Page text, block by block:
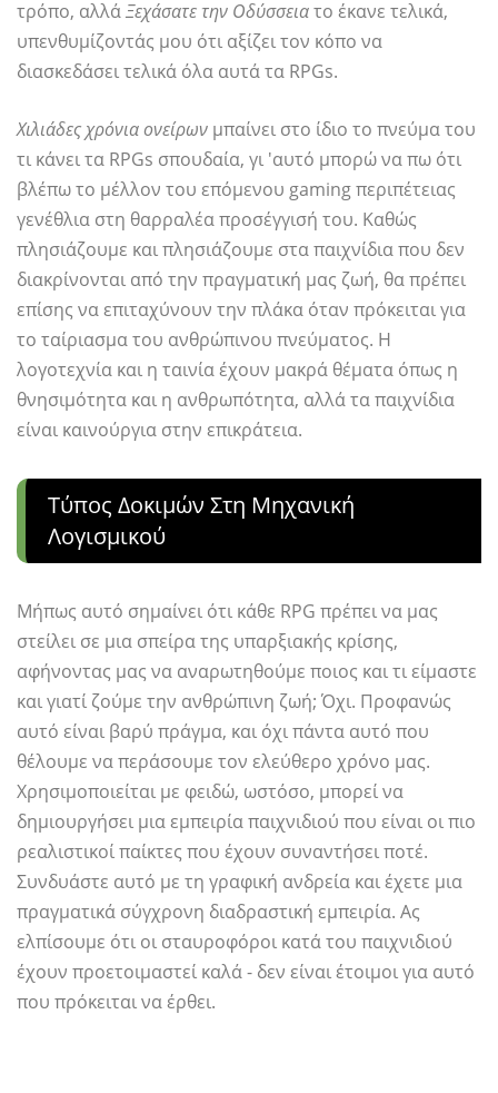
τρόπο, αλλάΞεχάσατε την Οδύσσειατο έκανε τελικά,
υπενθυμίζοντάς μου ότι αξίζει τον κόπο να
διασκεδάσει τελικά όλα αυτά τα RPGs.
Χιλιάδες χρόνια ονείρων μπαίνει στο ίδιο το πνεύμα του
τι κάνει τα RPGs σπουδαία, γι 'αυτό μπορώ να πω ότι
βλέπω το μέλλον του επόμενου gaming περιπέτειας
γενέθλια στη θαρραλέα προσέγγισή του. Καθώς
πλησιάζουμε και πλησιάζουμε στα παιχνίδια που δεν
διακρίνονται από την πραγματική μας ζωή, θα πρέπει
επίσης να επιταχύνουν την πλάκα όταν πρόκειται για
το ταίριασμα του ανθρώπινου πνεύματος. Η
λογοτεχνία και η ταινία έχουν μακρά θέματα όπως η
θνησιμότητα και η ανθρωπότητα, αλλά τα παιχνίδια
είναι καινούργια στην επικράτεια.
Τύπος Δοκιμών Στη Μηχανική
Λογισμικού
Μήπως αυτό σημαίνει ότι κάθε RPG πρέπει να μας
στείλει σε μια σπείρα της υπαρξιακής κρίσης,
αφήνοντας μας να αναρωτηθούμε ποιος και τι είμαστε
και γιατί ζούμε την ανθρώπινη ζωή; Όχι. Προφανώς
αυτό είναι βαρύ πράγμα, και όχι πάντα αυτό που
θέλουμε να περάσουμε τον ελεύθερο χρόνο μας.
Χρησιμοποιείται με φειδώ, ωστόσο, μπορεί να
δημιουργήσει μια εμπειρία παιχνιδιού που είναι οι πιο
ρεαλιστικοί παίκτες που έχουν συναντήσει ποτέ.
Συνδυάστε αυτό με τη γραφική ανδρεία και έχετε μια
πραγματικά σύγχρονη διαδραστική εμπειρία. Ας
ελπίσουμε ότι οι σταυροφόροι κατά του παιχνιδιού
έχουν προετοιμαστεί καλά - δεν είναι έτοιμοι για αυτό
που πρόκειται να έρθει.